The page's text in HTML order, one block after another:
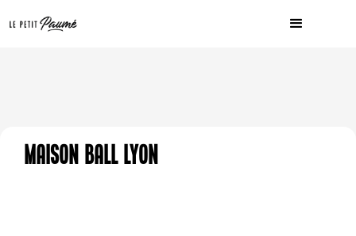
Maison Ball Lyon